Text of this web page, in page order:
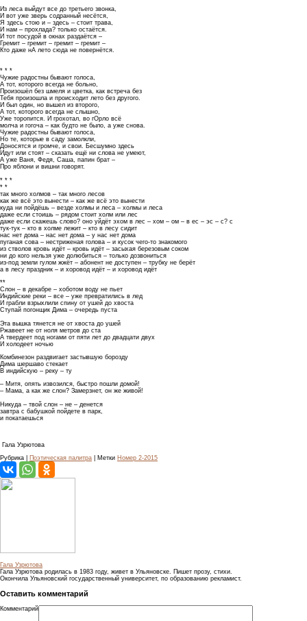
Из леса выйдут все до третьего звонка,
И вот уже зверь содранный несётся,
Я здесь стою и – здесь – стоит трава,
И нам – прохлада? только остаётся.
И тот посудой в окнах раздаётся –
Гремит – гремит – гремит – гремит –
Кто даже нА лето сюда не повернётся.
* * *
Чужие радостны бывают голоса,
А тот, которого всегда не больно,
Произошёл без шмеля и цветка, как встреча без
Тебя произошла и происходит лето без другого.
И был один, но вышел из второго,
А тот, которого всегда не слышно,
Уже торопится. И грохотал, во гОрло всё
молча и гогоча – как будто не было, а уже снова.
Чужие радостны бывают голоса,
Но те, которые в саду замолкли,
Доносятся и громче, и свои. Бесшумно здесь
Идут или стоят – сказать ещё ни слова не умеют,
А уже Ваня, Федя, Саша, папин брат –
Про яблони и вишни говорят.
* * *
* *
так много холмов – так много лесов
как же всё это вынести – как же всё это вынести
куда ни пойдёшь – везде холмы и леса – холмы и леса
даже если стоишь – рядом стоит холм или лес
даже если скажешь слово? оно уйдёт эхом в лес – хом – ом – в ес – эс – с? с
тук-тук – кто в холме лежит – кто в лесу сидит
нас нет дома – нас нет дома – у нас нет дома
пуганая сова – нестриженая голова – и кусок чего-то знакомого
из стволов кровь идёт – кровь идёт – засыхая березовым соком
ни до кого нельзя уже долюбиться – только дозвониться
из-под земли гулом жжёт – абонент не доступен – трубку не берёт
а в лесу праздник – и хоровод идёт – и хоровод идёт
**
Слон – в декабре – хоботом воду не пьет
Индийские реки – все – уже превратились в лед
И грабли взрыхлили спину от ушей до хвоста
Ступай погонщик Дима – очередь пуста
Эта вышка тянется не от хвоста до ушей
Ржавеет не от ноля метров до ста
А твердеет под ногами от пяти лет до двадцати двух
И холодеет ночью
Комбинезон раздвигает застывшую борозду
Дима шершаво стекает
В индийскую – реку – ту
– Митя, опять извозился, быстро пошли домой!
– Мама, а как же слон? Замерзнет, он же живой!
Никуда – твой слон – не – денется
завтра с бабушкой пойдете в парк,
и покатаешься
Гала Узрютова
Рубрика | Поэтическая палитра | Метки Номер 2-2015
Гала Узрютова
Гала Узрютова родилась в 1983 году, живет в Ульяновске. Пишет прозу, стихи.
Окончила Ульяновский государственный университет, по образованию рекламист.
Оставить комментарий
Комментарий